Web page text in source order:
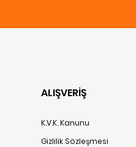
ALIŞVERİŞ
K.V.K. Kanunu
Gizlilik Sözleşmesi